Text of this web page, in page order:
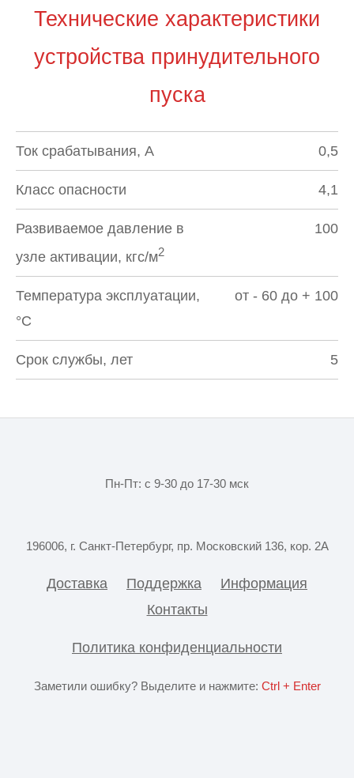
Технические характеристики
устройства принудительного
пуска
Ток срабатывания, А 0,5
Класс опасности 4,1
Развиваемое давление в
узле активации, кгс/м2
100
Температура эксплуатации,
°С
от - 60 до + 100
Срок службы, лет 5
Пн-Пт: с 9-30 до 17-30 мск
196006, г. Санкт-Петербург, пр. Московский 136, кор. 2А
Доставка Поддержка
Информация
Контакты
Политика конфиденциальности
Заметили ошибку? Выделите и нажмите: Ctrl + Enter